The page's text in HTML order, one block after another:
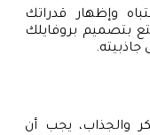
وإظهار قدراتك
بتصميم بروفايلك
جاذبيته.
والجذاب، يجب أن